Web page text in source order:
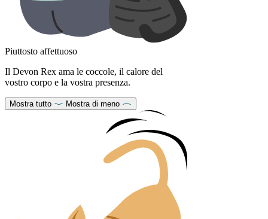
Piuttosto affettuoso
Il Devon Rex ama le coccole, il calore del
vostro corpo e la vostra presenza.
Mostra tutto Mostra di meno